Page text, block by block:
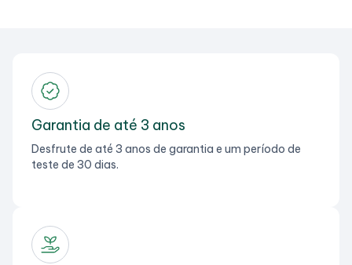
Garantia de até 3 anos
Desfrute de até 3 anos de garantia e um período de
teste de 30 dias.